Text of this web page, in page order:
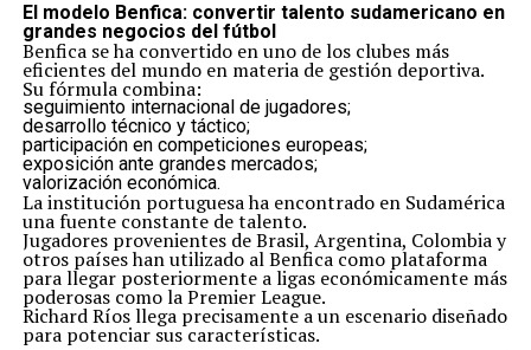
El modelo Benfica: convertir talento sudamericano en
grandes negocios del fútbol
Benfica se ha convertido en uno de los clubes más
eficientes del mundo en materia de gestión deportiva.
Su fórmula combina:
seguimiento internacional de jugadores;
desarrollo técnico y táctico;
participación en competiciones europeas;
exposición ante grandes mercados;
valorización económica.
La institución portuguesa ha encontrado en Sudamérica
una fuente constante de talento.
Jugadores provenientes de Brasil, Argentina, Colombia y
otros países han utilizado al Benfica como plataforma
para llegar posteriormente a ligas económicamente más
poderosas como la Premier League.
Richard Ríos llega precisamente a un escenario diseñado
para potenciar sus características.